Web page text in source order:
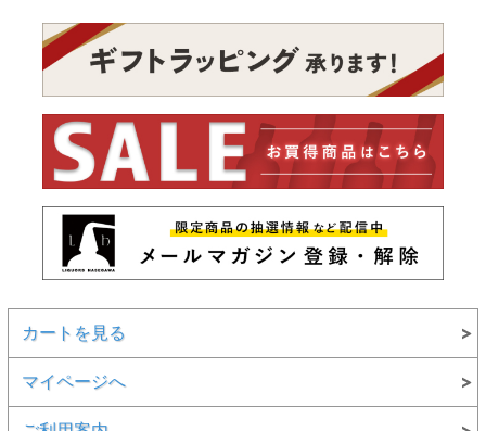
カートを見る
マイページへ